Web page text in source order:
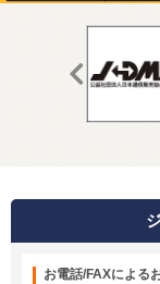
お電話/FAXによる